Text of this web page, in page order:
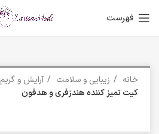
فهرست
خانه زیبایی و سلامت آرایش و گریم
کیت تمیز کننده هندزفری و هدفون